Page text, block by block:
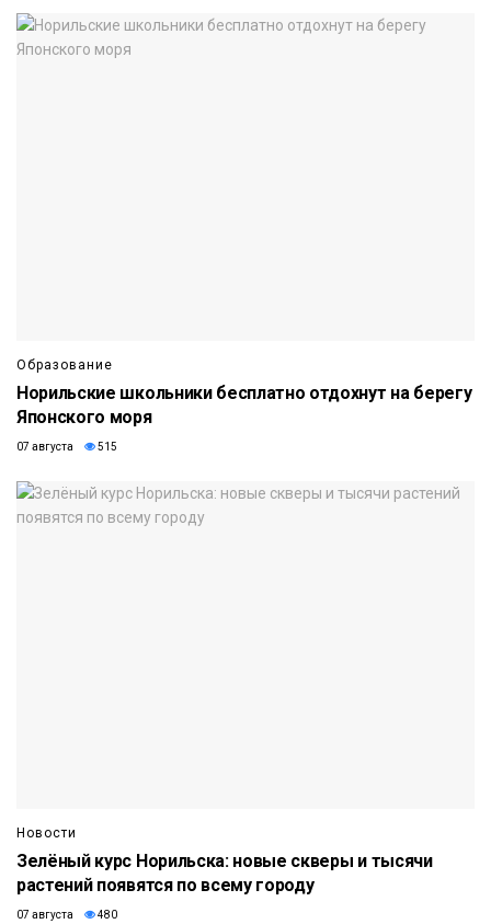
Образование
Норильские школьники бесплатно отдохнут на берегу
Японского моря
07 августа 515
Новости
Зелёный курс Норильска: новые скверы и тысячи
растений появятся по всему городу
07 августа 480